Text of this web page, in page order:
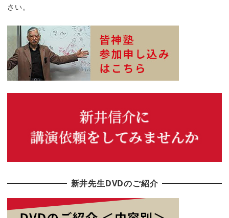
さい。
新井先生DVDのご紹介